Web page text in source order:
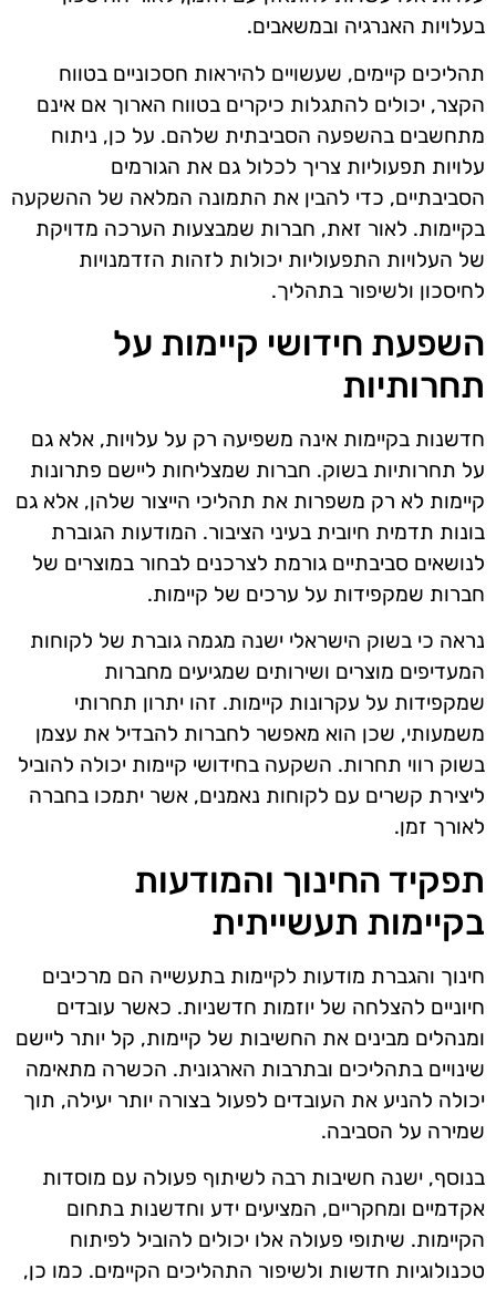
בעלויות האנרגיה ובמשאבים.
תהליכים קיימים, שעשויים להיראות חסכוניים בטווח
הקצר, יכולים להתגלות כיקרים בטווח הארוך אם אינם
מתחשבים בהשפעה הסביבתית שלהם. על כן, ניתוח
עלויות תפעוליות צריך לכלול גם את הגורמים
הסביבתיים, כדי להבין את התמונה המלאה של ההשקעה
בקיימות. לאור זאת, חברות שמבצעות הערכה מדויקת
של העלויות התפעוליות יכולות לזהות הזדמנויות
לחיסכון ולשיפור בתהליך.
השפעת חידושי קיימות על
תחרותיות
חדשנות בקיימות אינה משפיעה רק על עלויות, אלא גם
על תחרותיות בשוק. חברות שמצליחות ליישם פתרונות
קיימות לא רק משפרות את תהליכי הייצור שלהן, אלא גם
בונות תדמית חיובית בעיני הציבור. המודעות הגוברת
לנושאים סביבתיים גורמת לצרכנים לבחור במוצרים של
חברות שמקפידות על ערכים של קיימות.
נראה כי בשוק הישראלי ישנה מגמה גוברת של לקוחות
המעדיפים מוצרים ושירותים שמגיעים מחברות
שמקפידות על עקרונות קיימות. זהו יתרון תחרותי
משמעותי, שכן הוא מאפשר לחברות להבדיל את עצמן
בשוק רווי תחרות. השקעה בחידושי קיימות יכולה להוביל
ליצירת קשרים עם לקוחות נאמנים, אשר יתמכו בחברה
לאורך זמן.
תפקיד החינוך והמודעות
בקיימות תעשייתית
חינוך והגברת מודעות לקיימות בתעשייה הם מרכיבים
חיוניים להצלחה של יוזמות חדשניות. כאשר עובדים
ומנהלים מבינים את החשיבות של קיימות, קל יותר ליישם
שינויים בתהליכים ובתרבות הארגונית. הכשרה מתאימה
יכולה להניע את העובדים לפעול בצורה יותר יעילה, תוך
שמירה על הסביבה.
בנוסף, ישנה חשיבות רבה לשיתוף פעולה עם מוסדות
אקדמיים ומחקריים, המציעים ידע וחדשנות בתחום
הקיימות. שיתופי פעולה אלו יכולים להוביל לפיתוח
טכנולוגיות חדשות ולשיפור התהליכים הקיימים. כמו כן,